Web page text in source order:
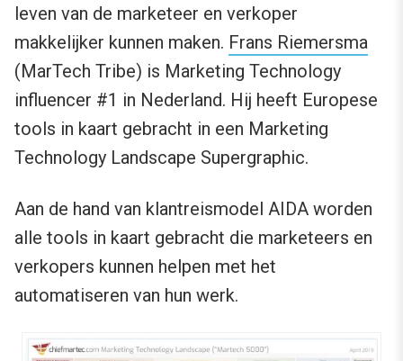
leven van de marketeer en verkoper
makkelijker kunnen maken. Frans Riemersma
(MarTech Tribe) is Marketing Technology
influencer #1 in Nederland. Hij heeft Europese
tools in kaart gebracht in een Marketing
Technology Landscape Supergraphic.
Aan de hand van klantreismodel AIDA worden
alle tools in kaart gebracht die marketeers en
verkopers kunnen helpen met het
automatiseren van hun werk.